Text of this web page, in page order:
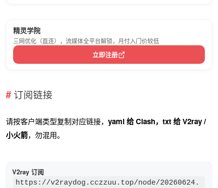
精灵学院
三网优化（直连），流媒体全平台解锁，月付入门价较低
立即注册
订阅链接
请按客户端类型复制对应链接，yaml 给 Clash，txt 给 V2ray /
小火箭，勿混用。
V2ray 订阅
https://v2raydog.cczzuu.top/node/20260624.